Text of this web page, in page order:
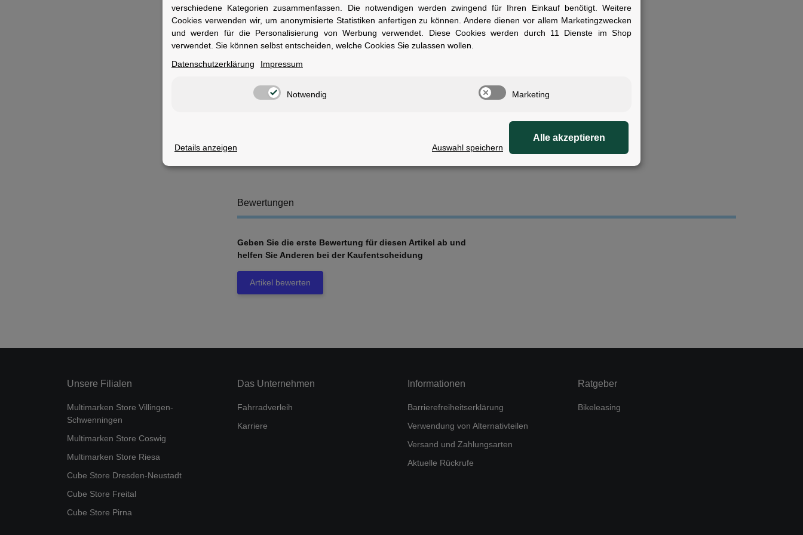
Kompatibilität:
TSRR Rücklicht
Lieferumfang: Reflektor, Adapter, Montagezubehör
4.95 EUR
Kategorie:
Zubehör, Teile, Beleuchtung
Versandklasse:
Fuer wen geeignet
Ideal für Radfahrer, die eine integrierte Lösung aus Reflektor und TSRR Beleuchtungstechnik
Bewertungen
Geben Sie die erste Bewertung für diesen Artikel ab und
helfen Sie Anderen bei der Kaufentscheidung
Artikel bewerten
Unsere Filialen
Multimarken Store Villingen-
Schwenningen
Multimarken Store Coswig
Multimarken Store Riesa
Cube Store Dresden-Neustadt
Cube Store Freital
Cube Store Pirna
Das Unternehmen
Fahrradverleih
Karriere
Informationen
Barrierefreiheitserklärung
Verwendung von Alternativteilen
Versand und Zahlungsarten
Aktuelle Rückrufe
Ratgeber
Bikeleasing
verschiedene Kategorien zusammenfassen. Die notwendigen werden zwingend für Ihren Einkauf benötigt. Weitere
Cookies verwenden wir, um anonymisierte Statistiken anfertigen zu können. Andere dienen vor allem Marketingzwecken
und werden für die Personalisierung von Werbung verwendet. Diese Cookies werden durch 11 Dienste im Shop
verwendet. Sie können selbst entscheiden, welche Cookies Sie zulassen wollen.
Datenschutzerklärung
Impressum
Notwendig Marketing
Details anzeigen Auswahl speichern
Alle akzeptieren